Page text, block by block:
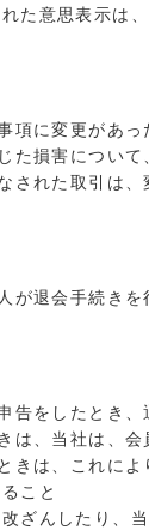
た意思表示は
に変更があ
た損害につい
された取引は
が退会手続き
告をしたとき
、当社は、
は、これに
こと
ざんしたり、